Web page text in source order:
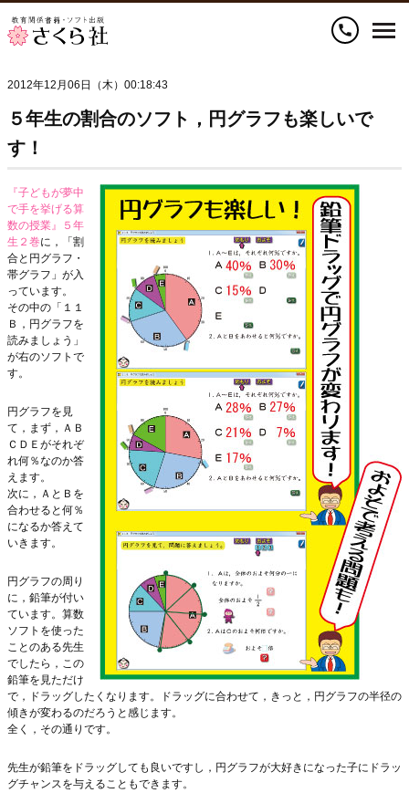
call
2012年12月06日（木）00:18:43
５年生の割合のソフト，円グラフも楽しいで
す！
『子どもが夢中
で手を挙げる算
数の授業』５年
生２巻に，「割
合と円グラフ・
帯グラフ」が入
っています。
その中の「１１
Ｂ，円グラフを
読みましょう」
が右のソフトで
す。
円グラフを見
て，まず，ＡＢ
ＣＤＥがそれぞ
れ何％なのか答
えます。
次に，ＡとＢを
合わせると何％
になるか答えて
いきます。
円グラフの周り
に，鉛筆が付い
ています。算数
ソフトを使った
ことのある先生
でしたら，この
鉛筆を見ただけ
で，ドラッグしたくなります。ドラッグに合わせて，きっと，円グラフの半径の
傾きが変わるのだろうと感じます。
全く，その通りです。
先生が鉛筆をドラッグしても良いですし，円グラフが大好きになった子にドラッ
グチャンスを与えることもできます。